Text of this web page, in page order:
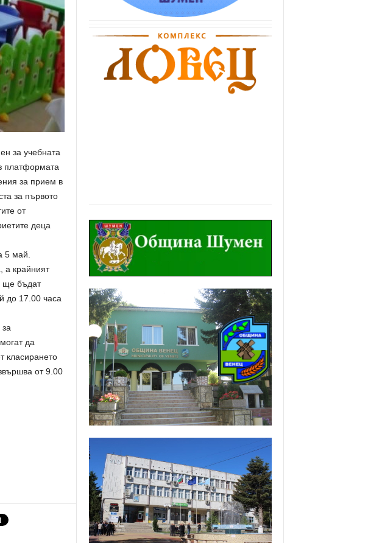
за учебната
платформата
за прием в
за първото
от
деца
5 май.
а крайният
ще бъдат
до 17.00 часа
да
класирането
от 9.00